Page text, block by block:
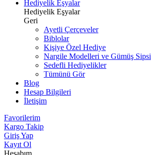
Hediyelik Eşyalar
Hediyelik Eşyalar
Geri
Ayetli Çerçeveler
Biblolar
Kişiye Özel Hediye
Nargile Modelleri ve Gümüş Sipsi
Sedefli Hediyelikler
Tümünü Gör
Blog
Hesap Bilgileri
İletişim
Favorilerim
Kargo Takip
Giriş Yap
Kayıt Ol
Hesabım